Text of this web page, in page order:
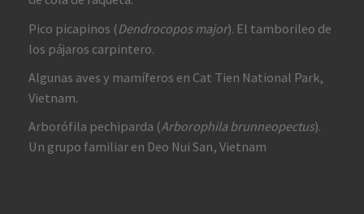
Pico picapinos (Dendrocopos major). El tamborileo de
los pájaros carpintero.
Algunas aves y mamíferos en Cat Tien National Park,
Vietnam.
Arborófila pechiparda (Arborophila brunneopectus).
Un grupo familiar en Deo Nui San, Vietnam